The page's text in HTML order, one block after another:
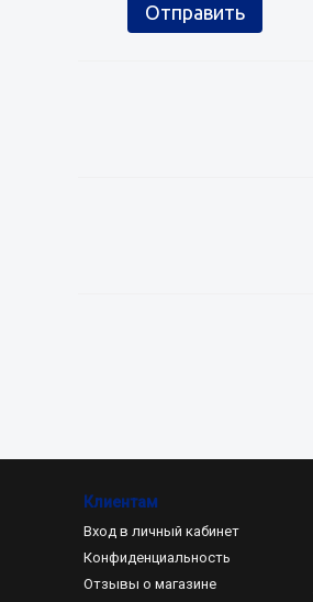
Отправить
Клиентам
Вход в личный кабинет
Конфиденциальность
Отзывы о магазине